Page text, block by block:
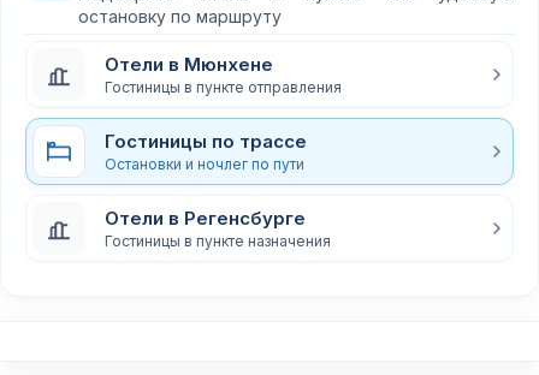
остановку по маршруту
Отели в Мюнхене
Гостиницы в пункте отправления
Гостиницы по трассе
Остановки и ночлег по пути
Отели в Регенсбурге
Гостиницы в пункте назначения